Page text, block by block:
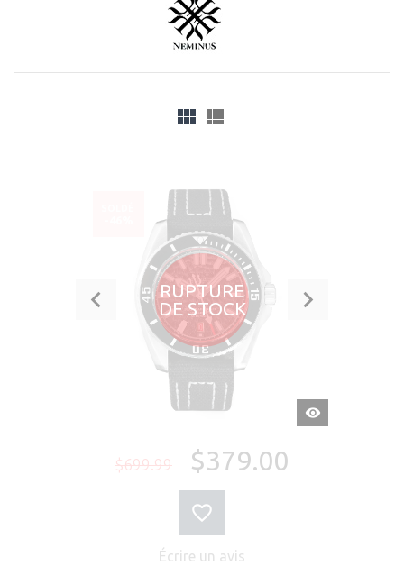
RUPTURE
DE STOCK
APERÇU
RAPIDE
$699.99 $379.00
Écrire un avis